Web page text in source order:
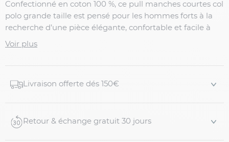
Confectionné en coton 100 %, ce pull manches courtes col
polo grande taille est pensé pour les hommes forts à la
recherche d’une pièce élégante, confortable et facile à
porter au quotidien. Sa
Détails du produit :
Maille fine, douce et respirante
Voir plus
Livraison offerte dés 150€
Retour & échange gratuit 30 jours